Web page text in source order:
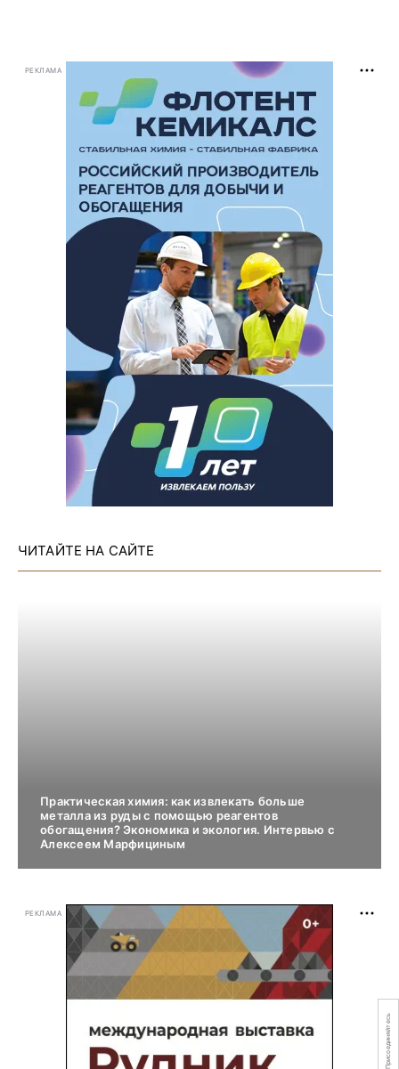
РЕКЛАМА
ЧИТАЙТЕ НА САЙТЕ
Практическая химия: как извлекать больше
металла из руды с помощью реагентов
обогащения? Экономика и экология. Интервью с
Алексеем Марфициным
РЕКЛАМА
Присоединяйтесь